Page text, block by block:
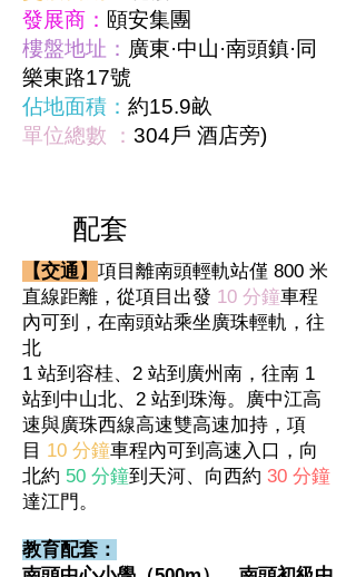
發展商： 頤安集團
樓盤地址： 廣東·中山·南頭鎮·同
樂東路17號
佔地面積： 約15.9畝
單位總數 ： 304戶 酒店旁)
配套
【交通】 項目離南頭輕軌站僅 800 米
直線距離，從項目出發 10 分鐘車程
內可到，在南頭站乘坐廣珠輕軌，往
北
1 站到容桂、2 站到廣州南，往南 1
站到中山北、2 站到珠海。廣中江高
速與廣珠西線高速雙高速加持，項
目 10 分鐘車程內可到高速入口，向
北約 50 分鐘到天河、向西約 30 分鐘
達江門。
教育配套：